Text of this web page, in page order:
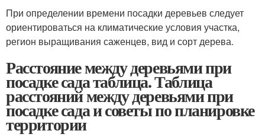
При определении времени посадки деревьев следует
ориентироваться на климатические условия участка,
регион выращивания саженцев, вид и сорт дерева.
Расстояние между деревьями при
посадке сада таблица. Таблица
расстояний между деревьями при
посадке сада и советы по планировке
территории